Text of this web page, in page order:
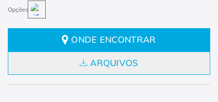
ONDE ENCONTRAR
ARQUIVOS